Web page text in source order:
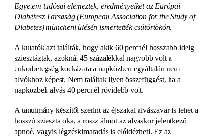
Egyetem tudósai elemeztek, eredményeiket az Európai
Diabétesz Társaság (European Association for the Study of
Diabetes) müncheni ülésén ismertették csütörtökön.
A kutatók azt találták, hogy akik 60 percnél hosszabb ideig
sziesztáztak, azoknál 45 százalékkal nagyobb volt a
cukorbetegség kockázata a napközben egyáltalán nem
alvókhoz képest. Nem találtak ilyen összefüggést, ha a
napközbeli alvás 40 percnél rövidebb volt.
A tanulmány készítői szerint az éjszakai alvászavar is lehet a
hosszú szieszta oka, a rossz álmot az alváskor jelentkező
apnoé, vagyis légzéskimaradás is előidézheti. Ez az